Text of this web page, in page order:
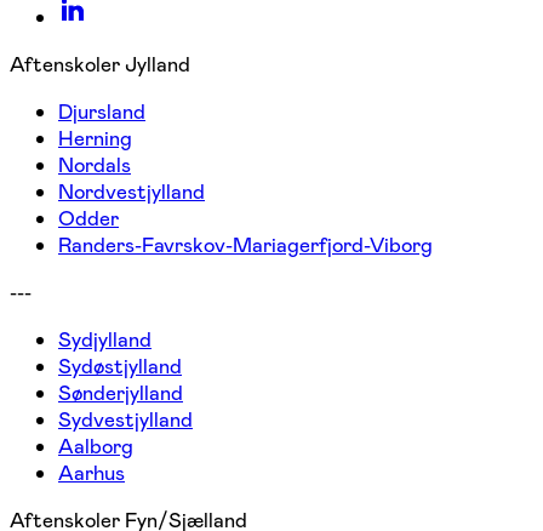
Aftenskoler Jylland
Djursland
Herning
Nordals
Nordvestjylland
Odder
Randers-Favrskov-Mariagerfjord-Viborg
---
Sydjylland
Sydøstjylland
Sønderjylland
Sydvestjylland
Aalborg
Aarhus
Aftenskoler Fyn/Sjælland